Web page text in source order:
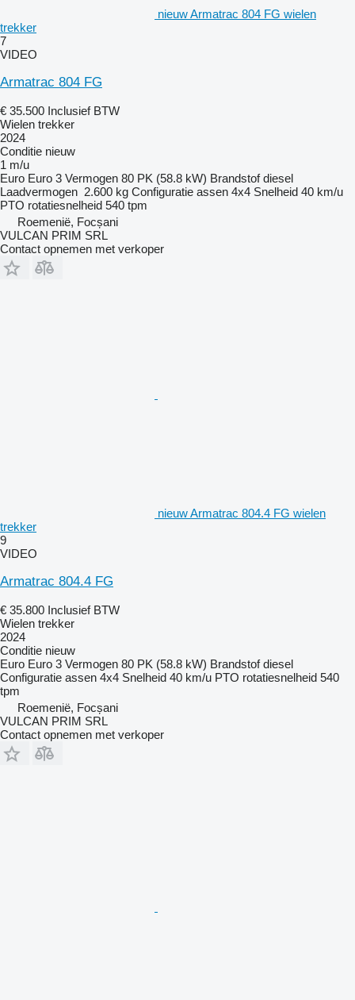
nieuw Armatrac 804 FG wielen
trekker
7
VIDEO
Armatrac 804 FG
€ 35.500 Inclusief BTW
Wielen trekker
2024
Conditie nieuw
1 m/u
Euro Euro 3 Vermogen 80 PK (58.8 kW) Brandstof diesel
Laadvermogen 2.600 kg Configuratie assen 4x4 Snelheid 40 km/u
PTO rotatiesnelheid 540 tpm
Roemenië, Focșani
VULCAN PRIM SRL
Contact opnemen met verkoper
nieuw Armatrac 804.4 FG wielen
trekker
9
VIDEO
Armatrac 804.4 FG
€ 35.800 Inclusief BTW
Wielen trekker
2024
Conditie nieuw
Euro Euro 3 Vermogen 80 PK (58.8 kW) Brandstof diesel
Configuratie assen 4x4 Snelheid 40 km/u PTO rotatiesnelheid 540
tpm
Roemenië, Focșani
VULCAN PRIM SRL
Contact opnemen met verkoper